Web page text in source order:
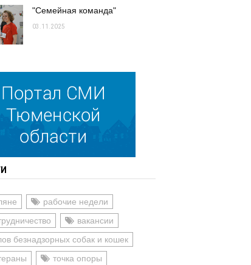
"Семейная команда"
03.11.2025
рабочие недели
вакансии
безнадзорных собак и кошек
точка опоры